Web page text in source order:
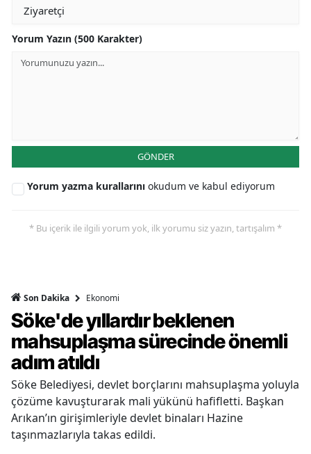
Yorum Yazın (500 Karakter)
GÖNDER
Yorum yazma kurallarını okudum ve kabul ediyorum
* Bu içerik ile ilgili yorum yok, ilk yorumu siz yazın, tartışalım *
Son Dakika Ekonomi
Söke'de yıllardır beklenen
mahsuplaşma sürecinde önemli
adım atıldı
Söke Belediyesi, devlet borçlarını mahsuplaşma yoluyla
çözüme kavuşturarak mali yükünü hafifletti. Başkan
Arıkan’ın girişimleriyle devlet binaları Hazine
taşınmazlarıyla takas edildi.